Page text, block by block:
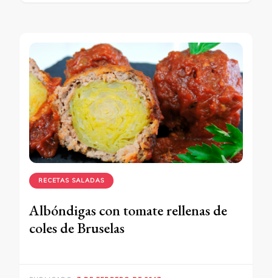
RECETAS SALADAS
Albóndigas con tomate rellenas de
coles de Bruselas